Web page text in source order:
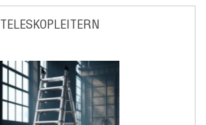
TELESKOPLEITERN